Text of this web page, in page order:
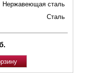
Нержавеющая сталь
Сталь